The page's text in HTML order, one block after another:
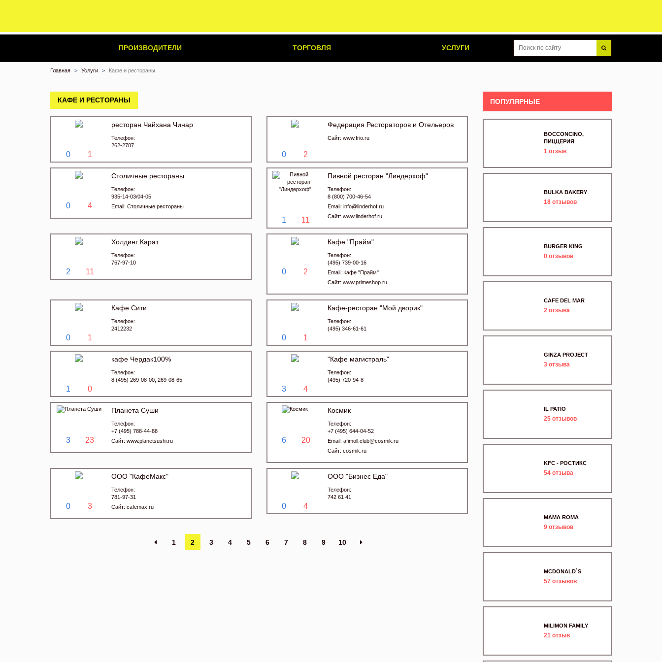
ПРОИЗВОДИТЕЛИ ТОРГОВЛЯ УСЛУГИ
Главная Услуги Кафе и рестораны
КАФЕ И РЕСТОРАНЫ
0 1
ресторан Чайхана Чинар
Телефон:
262-2787
0 2
Федерация Рестораторов и Отельеров
Сайт: www.frio.ru
0 4
Столичные рестораны
Телефон:
935-14-03/04-05
Email: Столичные рестораны
1 11
Пивной ресторан "Линдерхоф"
Телефон:
8 (800) 700-46-54
Email: info@linderhof.ru
Сайт: www.linderhof.ru
2 11
Холдинг Карат
Телефон:
767-97-10
0 2
Кафе "Прайм"
Телефон:
(495) 739-00-16
Email: Кафе "Прайм"
Сайт: www.primeshop.ru
0 1
Кафе Сити
Телефон:
2412232
0 1
Кафе-ресторан "Мой дворик"
Телефон:
(495) 346-61-61
1 0
кафе Чердак100%
Телефон:
8 (495) 269-08-00, 269-08-65
3 4
"Кафе магистраль"
Телефон:
(495) 720-94-8
3 23
Планета Суши
Телефон:
+7 (495) 788-44-88
Сайт: www.planetsushi.ru 6 20
Космик
Телефон:
+7 (495) 644-04-52
Email: afimoll.club@cosmik.ru
Сайт: cosmik.ru
0 3
ООО "КафеМакс"
Телефон:
781-97-31
Сайт: cafemax.ru 0 4
ООО "Бизнес Еда"
Телефон:
742 61 41
1 2 3 4 5 6 7 8 9 10
ПОПУЛЯРНЫЕ
BOCCONCINO,
ПИЦЦЕРИЯ
1 отзыв
BULKA BAKERY
18 отзывов
BURGER KING
0 отзывов
CAFE DEL MAR
2 отзыва
GINZA PROJECT
3 отзыва
IL PATIO
25 отзывов
KFC - РОСТИКС
54 отзыва
MAMA ROMA
9 отзывов
MCDONALD`S
57 отзывов
MILIMON FAMILY
21 отзыв